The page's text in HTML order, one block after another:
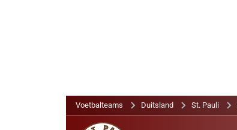
Voetbalteams Duitsland St. Pauli